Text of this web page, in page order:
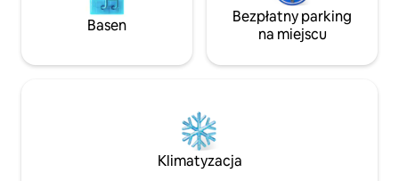
Basen
Bezpłatny parking
na miejscu
Klimatyzacja